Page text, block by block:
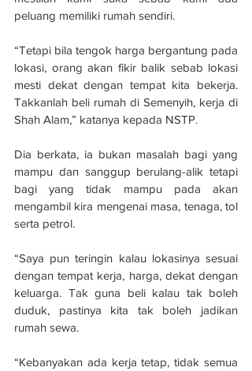
peluang memiliki rumah sendiri.
“Tetapi bila tengok harga bergantung pada
lokasi, orang akan fikir balik sebab lokasi
mesti dekat dengan tempat kita bekerja.
Takkanlah beli rumah di Semenyih, kerja di
Shah Alam,” katanya kepada NSTP.
Dia berkata, ia bukan masalah bagi yang
mampu dan sanggup berulang-alik tetapi
bagi yang tidak mampu pada akan
mengambil kira mengenai masa, tenaga, tol
serta petrol.
“Saya pun teringin kalau lokasinya sesuai
dengan tempat kerja, harga, dekat dengan
keluarga. Tak guna beli kalau tak boleh
duduk, pastinya kita tak boleh jadikan
rumah sewa.
“Kebanyakan ada kerja tetap, tidak semua